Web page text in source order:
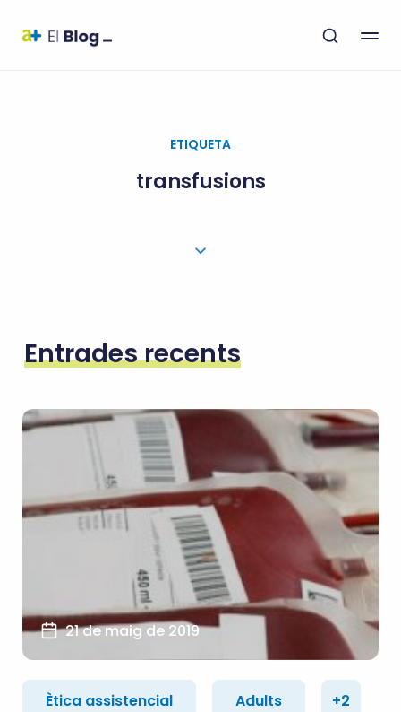
ETIQUETA
transfusions
Entrades recents
21 de maig de 2019
Ètica assistencial Adults +2